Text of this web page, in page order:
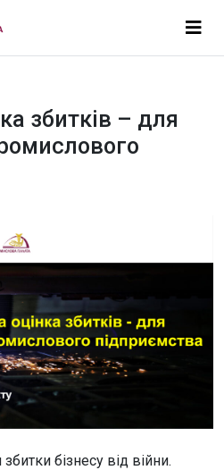
збитків – для
бізнесу від війни.